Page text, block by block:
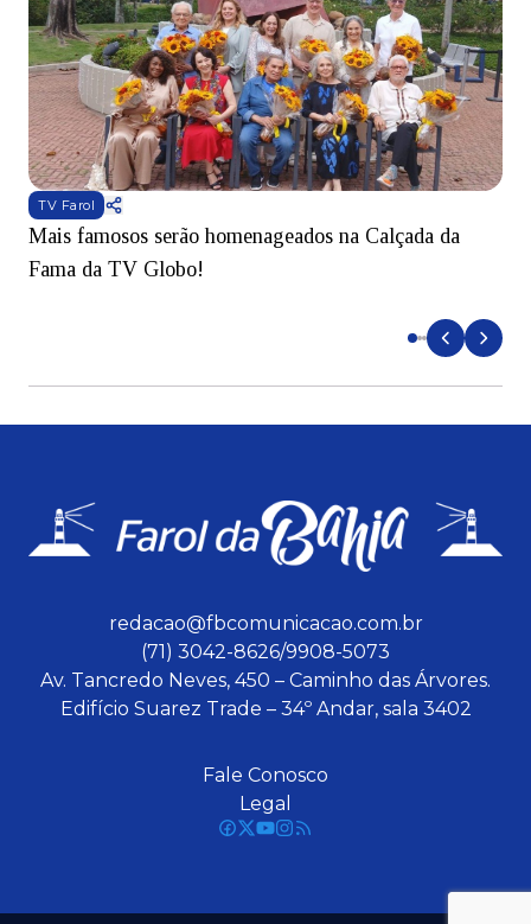
TV Farol
Mais famosos serão homenageados na Calçada da
Fama da TV Globo!
redacao@fbcomunicacao.com.br
(71) 3042-8626/9908-5073
Av. Tancredo Neves, 450 – Caminho das Árvores.
Edifício Suarez Trade – 34º Andar, sala 3402
Fale Conosco
Legal